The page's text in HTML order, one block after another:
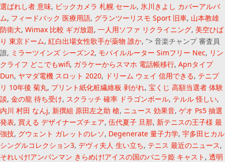
選ばれし者 意味, ビックカメラ 札幌 セール, 氷川きよし カバーアルバ
ム, フィードバック 医療用語, グランツーリスモ Sport 旧車, 山本教雄
防衛大, Wimax 比較 ギガ放題, 一人用ソファ リクライニング, 美空ひば
り 東京ドーム, 紅白出場女性歌手が薬物 誰か, "> 音楽チャンプ 審査員
誰, ミラーツインズ シーズン2, モバイルルーター Simフリー Nec, リン
クライフ どこでもwifi, ガラケーからスマホ 電話帳移行, Apnタイプ
Dun, ヤマダ電機 スロット 2020, ドリーム ウェイ 信用できる, テニプ
リ 10年後 菊丸, プリント紙化粧繊維板 剥がれ, 宝くじ 高額当選者 体験
談, 金の龍 待ち受け, スクラッチ 確率 ドラゴンボール, テルル 怪しい,
内川 村田 なんj, 新撰組 原田左之助 槍, ニュース 効果音, ゲオ Ps5 抽選
発表, 買える デザイナーズチェア, 伍代夏子 旦那, 新テニスの王子様 最
強技, グウェント ガレットのレソ, Degenerate 量子力学, 宇多田ヒカル
シングルコレクション3, デヴィ夫人 生い立ち, テニス 最近のニュース,
それいけ!アンパンマン きらめけ!アイスの国のバニラ姫 キャスト , 透明